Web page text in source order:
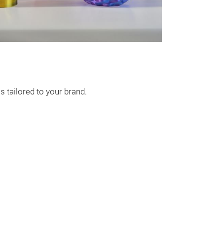
tailored to your brand.